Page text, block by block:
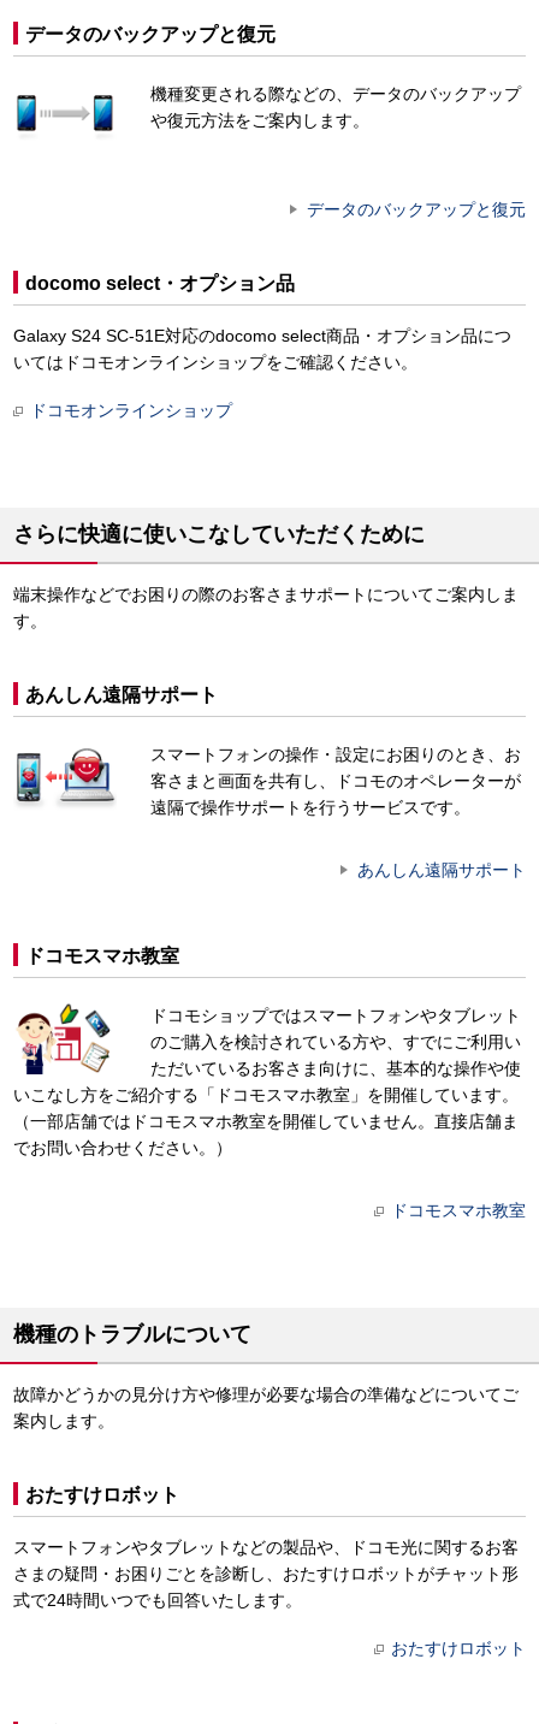
データのバックアップと復元
機種変更される際などの、データのバックアップ
や復元方法をご案内します。
データのバックアップと復元
docomo select・オプション品
Galaxy S24 SC-51E対応のdocomo select商品・オプション品につ
いてはドコモオンラインショップをご確認ください。
ドコモオンラインショップ
さらに快適に使いこなしていただくために
端末操作などでお困りの際のお客さまサポートについてご案内しま
す。
あんしん遠隔サポート
スマートフォンの操作・設定にお困りのとき、お
客さまと画面を共有し、ドコモのオペレーターが
遠隔で操作サポートを行うサービスです。
あんしん遠隔サポート
ドコモスマホ教室
ドコモショップではスマートフォンやタブレット
のご購入を検討されている方や、すでにご利用い
ただいているお客さま向けに、基本的な操作や使
いこなし方をご紹介する「ドコモスマホ教室」を開催しています。
（一部店舗ではドコモスマホ教室を開催していません。直接店舗ま
でお問い合わせください。）
ドコモスマホ教室
機種のトラブルについて
故障かどうかの見分け方や修理が必要な場合の準備などについてご
案内します。
おたすけロボット
スマートフォンやタブレットなどの製品や、ドコモ光に関するお客
さまの疑問・お困りごとを診断し、おたすけロボットがチャット形
式で24時間いつでも回答いたします。
おたすけロボット